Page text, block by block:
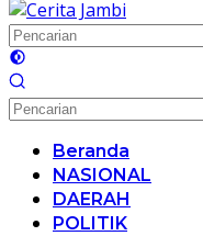
Beranda
NASIONAL
DAERAH
POLITIK